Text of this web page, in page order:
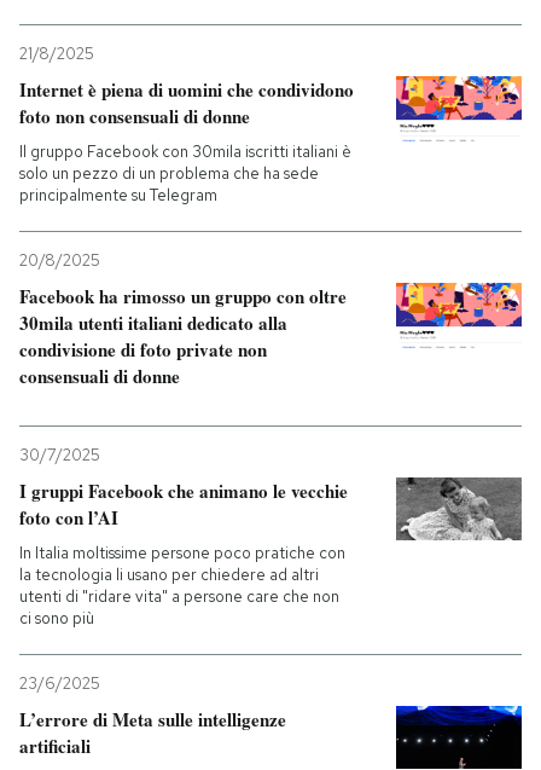
21/8/2025
Internet è piena di uomini che condividono
foto non consensuali di donne
Il gruppo Facebook con 30mila iscritti italiani è
solo un pezzo di un problema che ha sede
principalmente su Telegram
20/8/2025
Facebook ha rimosso un gruppo con oltre
30mila utenti italiani dedicato alla
condivisione di foto private non
consensuali di donne
30/7/2025
I gruppi Facebook che animano le vecchie
foto con l’AI
In Italia moltissime persone poco pratiche con
la tecnologia li usano per chiedere ad altri
utenti di "ridare vita" a persone care che non
ci sono più
23/6/2025
L’errore di Meta sulle intelligenze
artificiali